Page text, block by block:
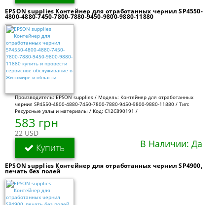
EPSON supplies Контейнер для отработанных чернил SP4550-
4800-4880-7450-7800-7880-9450-9800-9880-11880
Производитель: EPSON supplies / Модель: Контейнер для отработанных
чернил SP4550-4800-4880-7450-7800-7880-9450-9800-9880-11880 / Тип:
Ресурсные узлы и материалы / Код: C12C890191 /
583 грн
22 USD
Купить В Наличии: Да
EPSON supplies Контейнер для отработанных чернил SP4900,
печать без полей